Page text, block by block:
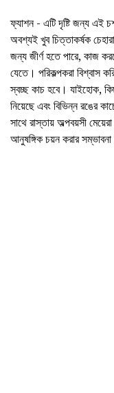
ফ্যাশন - এটি দৃষ্টি জন্য এই
অবশ্যই খুব চিত্তাকর্ষক
জন্য জীর্ণ হতে পারে, কাজ
যেতে। পরিকল্পকরা বিশ্বাস
স্বচ্ছ কাচ হবে। যাইহোক,
নিয়েছে এবং বিভিন্ন রঙের
সাথে রাস্তায় অল্পবয়সী
আনুষঙ্গিক চয়ন করার